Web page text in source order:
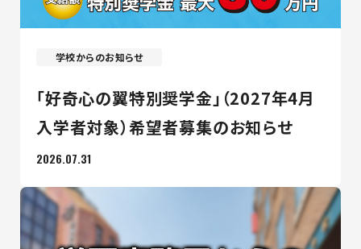
+プラスラボ
1日最大2つの学科説明＆体験授業
オープン
キャンパス
神戸電子をもっと知る
資料請求は
学校からのお知らせ
「好奇心の翼特別奨学金」（2027年4月
入学者対象）希望者募集のお知らせ
2026.07.31